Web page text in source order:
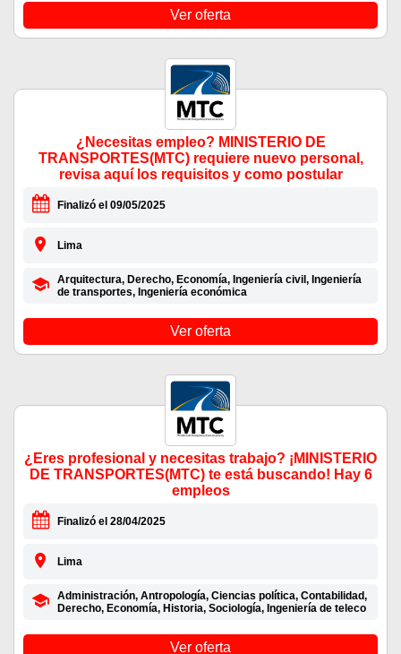
Ver oferta
¿Necesitas empleo? MINISTERIO DE
TRANSPORTES(MTC) requiere nuevo personal,
revisa aquí los requisitos y como postular
Finalizó el 09/05/2025
Lima
Arquitectura, Derecho, Economía, Ingeniería civil, Ingeniería
de transportes, Ingeniería económica
Ver oferta
¿Eres profesional y necesitas trabajo? ¡MINISTERIO
DE TRANSPORTES(MTC) te está buscando! Hay 6
empleos
Finalizó el 28/04/2025
Lima
Administración, Antropología, Ciencias política, Contabilidad,
Derecho, Economía, Historia, Sociología, Ingeniería de teleco
Ver oferta